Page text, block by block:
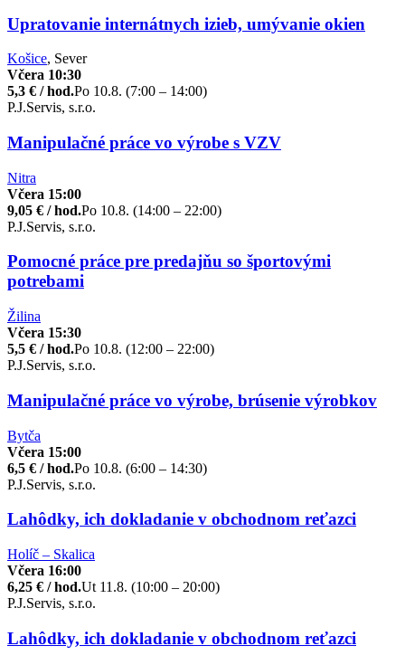
Upratovanie internátnych izieb, umývanie okien
Košice, Sever
Včera 10:30
5,3 € / hod.Po 10.8. (7:00 – 14:00)
P.J.Servis, s.r.o.
Manipulačné práce vo výrobe s VZV
Nitra
Včera 15:00
9,05 € / hod.Po 10.8. (14:00 – 22:00)
P.J.Servis, s.r.o.
Pomocné práce pre predajňu so športovými
potrebami
Žilina
Včera 15:30
5,5 € / hod.Po 10.8. (12:00 – 22:00)
P.J.Servis, s.r.o.
Manipulačné práce vo výrobe, brúsenie výrobkov
Bytča
Včera 15:00
6,5 € / hod.Po 10.8. (6:00 – 14:30)
P.J.Servis, s.r.o.
Lahôdky, ich dokladanie v obchodnom reťazci
Holíč – Skalica
Včera 16:00
6,25 € / hod.Ut 11.8. (10:00 – 20:00)
P.J.Servis, s.r.o.
Lahôdky, ich dokladanie v obchodnom reťazci